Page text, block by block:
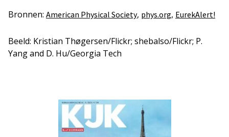
Bronnen: American Physical Society, phys.org, EurekAlert!
Beeld: Kristian Thøgersen/Flickr; shebalso/Flickr; P.
Yang and D. Hu/Georgia Tech